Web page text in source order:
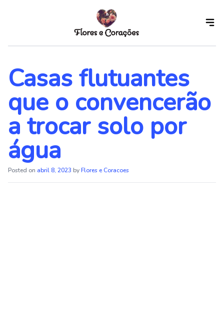
content
Casas flutuantes
que o convencerão
a trocar solo por
água
Posted on abril 8, 2023 byFlores e Coracoes